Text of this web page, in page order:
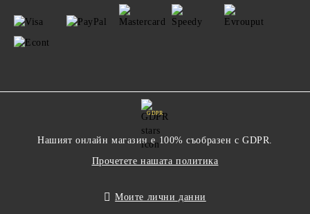
GDPR
Нашият онлайн магазин е 100% съобразен с GDPR.
Прочетете нашата политика
Моите лични данни